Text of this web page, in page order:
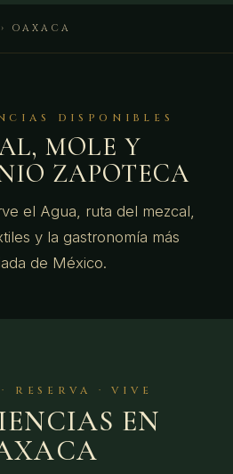
› OAXACA
DISPONIBLES
MOLE Y
ZAPOTECA
el Agua, ruta del mezcal,
y la gastronomía más
de México.
RESERVA · VIVE
EN